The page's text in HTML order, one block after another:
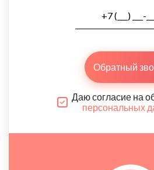
Обратный
Даю согласие на
персональных